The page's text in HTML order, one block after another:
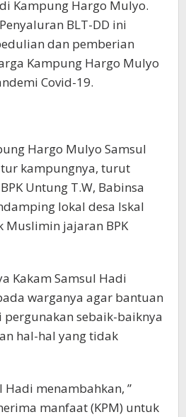
Kampung Hargo Mulyo.
BLT-DD ini
dan pemberian
Kampung Hargo Mulyo
Covid-19.
Hargo Mulyo Samsul
kampungnya, turut
Untung T.W, Babinsa
lokal desa Iskal
Muslimin jajaran BPK
Kakam Samsul Hadi
warganya agar bantuan
pergunakan sebaik-baiknya
hal-hal yang tidak
menambahkan, ”
manfaat (KPM) untuk